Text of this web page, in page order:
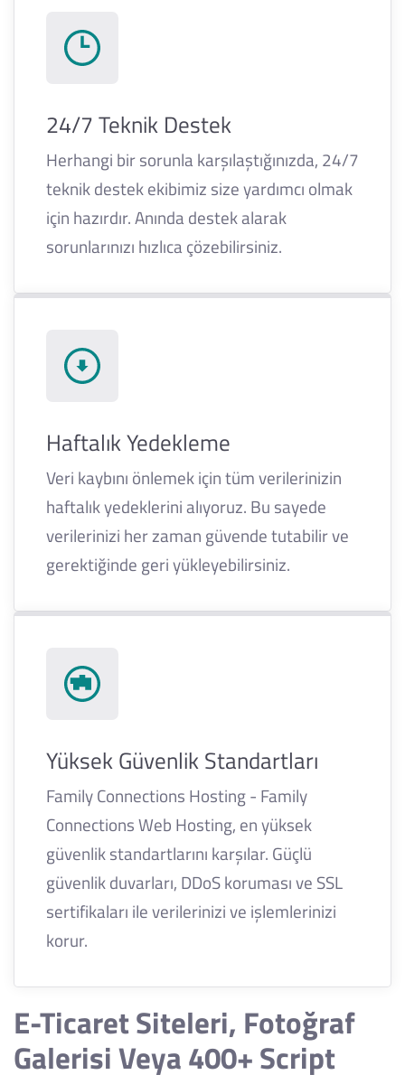
24/7 Teknik Destek
Herhangi bir sorunla karşılaştığınızda, 24/7
teknik destek ekibimiz size yardımcı olmak
için hazırdır. Anında destek alarak
sorunlarınızı hızlıca çözebilirsiniz.
Haftalık Yedekleme
Veri kaybını önlemek için tüm verilerinizin
haftalık yedeklerini alıyoruz. Bu sayede
verilerinizi her zaman güvende tutabilir ve
gerektiğinde geri yükleyebilirsiniz.
Yüksek Güvenlik Standartları
Family Connections Hosting - Family
Connections Web Hosting, en yüksek
güvenlik standartlarını karşılar. Güçlü
güvenlik duvarları, DDoS koruması ve SSL
sertifikaları ile verilerinizi ve işlemlerinizi
korur.
E-Ticaret Siteleri, Fotoğraf
Galerisi Veya 400+ Script